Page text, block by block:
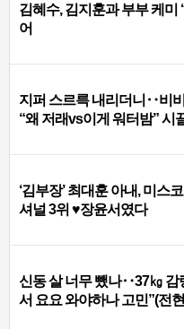
김혜수, 김지훈과 부부 케미
어
지퍼 스르륵 내리더니‥비
“왜 저래vs이게 워터밤” 시
‘김부장’ 최대훈 아내, 미스
셔널 3위 ♥장윤서였다
신동 살 너무 뺐나‥37㎏ 감
서 요요 와야하나 고민”(전